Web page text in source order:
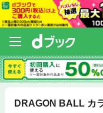
DRAGON BALL カ